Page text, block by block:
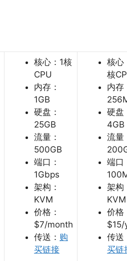
核心：1核
CPU
内存：
1GB
硬盘：
25GB
流量：
500GB
端口：
1Gbps
架构：
KVM
价格：
$7/month
传送： 购
买链接
核心
核
内存
硬盘
4GB
流量
端口
架构
KVM
价格
$15/
传送
买链